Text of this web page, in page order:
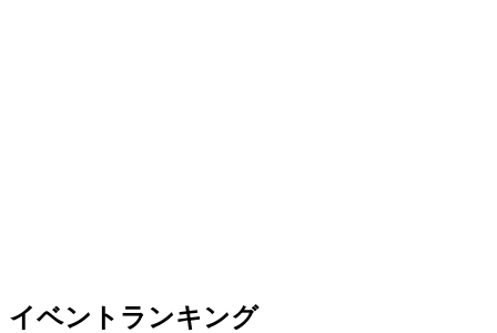
イベントランキング